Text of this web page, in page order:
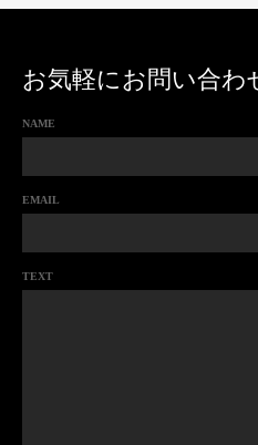
お気軽にお問い合わ
NAME
EMAIL
TEXT